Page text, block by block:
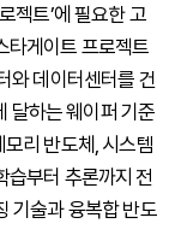
젝트’에 필요한 고
타게이트 프로젝트
와 데이터센터를 건
달하는 웨이퍼 기준
리 반도체, 시스템
습부터 추론까지 전
기술과 융복합 반도